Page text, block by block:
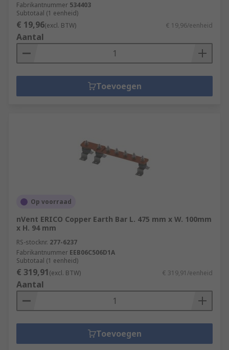
Fabrikantnummer 534403
Subtotaal (1 eenheid)
€ 19,96(excl. BTW) € 19,96/eenheid
Aantal
Toevoegen
Op voorraad
nVent ERICO Copper Earth Bar L. 475 mm x W. 100mm
x H. 94 mm
RS-stocknr. 277-6237
Fabrikantnummer EEB06C506D1A
Subtotaal (1 eenheid)
€ 319,91(excl. BTW) € 319,91/eenheid
Aantal
Toevoegen